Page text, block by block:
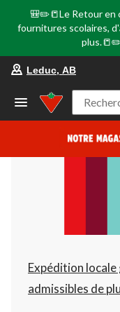
🎒✏️📒Le Retour en
fournitures scolaires,
Leduc, AB
Expédition
admissibles de